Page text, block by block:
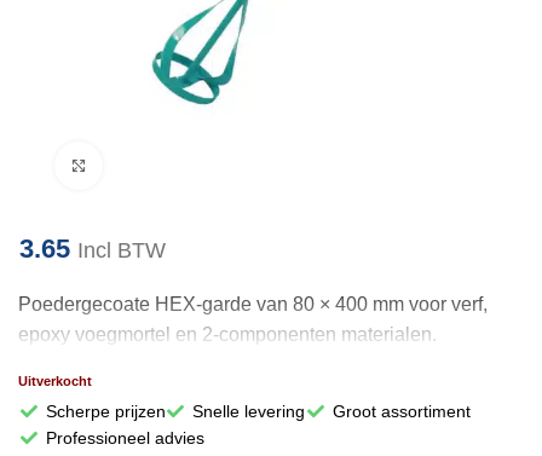
3.65 Incl BTW
Poedergecoate HEX-garde van 80 × 400 mm voor verf,
epoxy voegmortel en 2-componenten materialen.
Uitverkocht
Scherpe prijzen Snelle levering
Groot assortiment
Professioneel advies